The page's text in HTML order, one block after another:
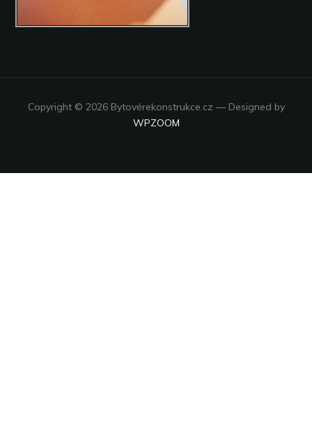
Copyright © 2026 Bytovérekonstrukce.cz — Designed by
WPZOOM